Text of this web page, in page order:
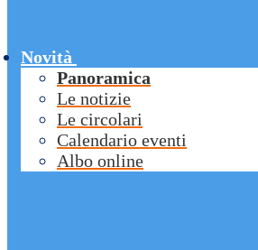
Novità
Panoramica
Le notizie
Le circolari
Calendario eventi
Albo online